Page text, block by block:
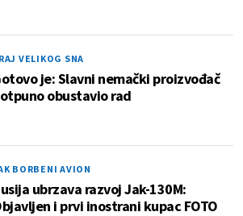
VELIKOG SNA
je: Slavni nemački proizvođač
obustavio rad
BORBENI AVION
ubrzava razvoj Jak-130M:
i prvi inostrani kupac FOTO